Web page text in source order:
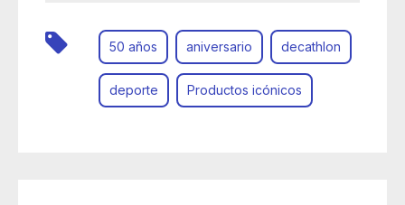
50 años aniversario decathlon
deporte Productos icónicos